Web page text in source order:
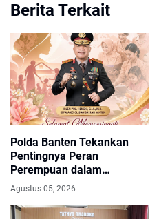
Berita Terkait
Polda Banten Tekankan
Pentingnya Peran
Perempuan dalam
Pembangunan Bangsa
Agustus 05, 2026